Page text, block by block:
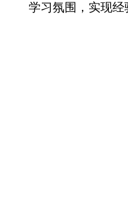
学习氛围，实现